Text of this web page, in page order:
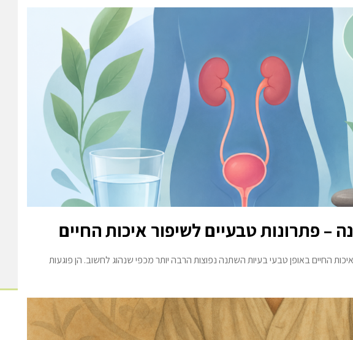
– פתרונות טבעיים לשיפור איכות החיים
החיים באופן טבעי בעיות השתנה נפוצות הרבה יותר מכפי שנהוג לחשוב. הן פוגעות